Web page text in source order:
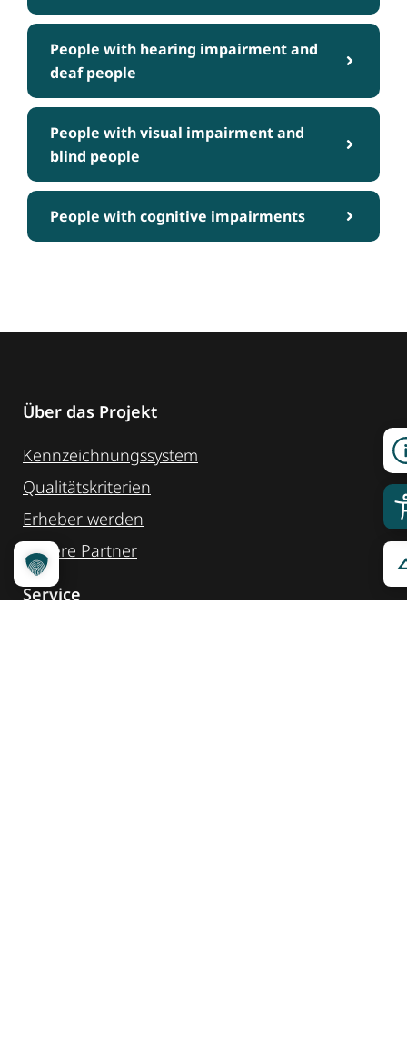
People with hearing impairment and
deaf people
People with visual impairment and
blind people
People with cognitive impairments
Über das Projekt
Kennzeichnungssystem
Qualitätskriterien
Erheber werden
Unsere Partner
Service